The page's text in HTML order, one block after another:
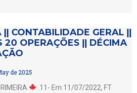
|| CONTABILIDADE GERAL ||
20 OPERAÇÕES || DÉCIMA
de 2025
.11- Em 11/07/2022, FT